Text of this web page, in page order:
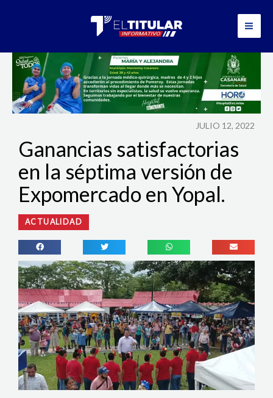
JULIO 12, 2022
Ganancias satisfactorias
en la séptima versión de
Expomercado en Yopal.
ACTUALIDAD